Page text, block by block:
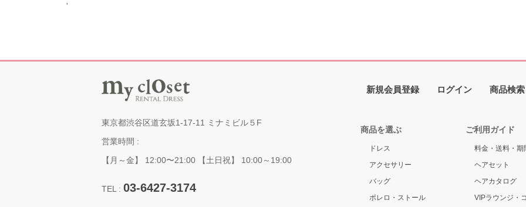
'
東京都渋谷区道玄坂1-17-11 ミナミビル５F
営業時間 :
【月～金】 12:00〜21:00 【土日祝】 10:00～19:00
TEL : 03-6427-3174
新規会員登録 ログイン 商品検索
商品を選ぶ
ドレス
アクセサリー
バッグ
ボレロ・ストール
ご利用ガイド
料金・送料・期
ヘアセット
ヘアカタログ
VIPラウンジ・